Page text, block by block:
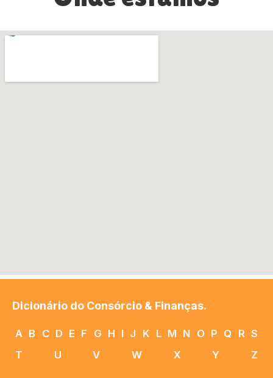
Dicionário do Consórcio & Finanças.
A B C D E F G H I J K L M N O P Q R S
T
U V W X Y Z